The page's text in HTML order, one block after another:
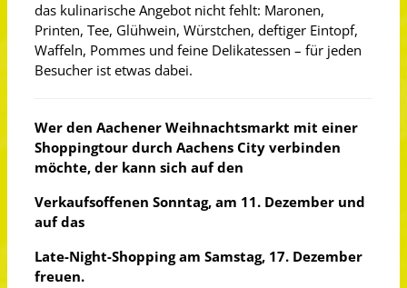
das kulinarische Angebot nicht fehlt: Maronen,
Printen, Tee, Glühwein, Würstchen, deftiger Eintopf,
Waffeln, Pommes und feine Delikatessen – für jeden
Besucher ist etwas dabei.
Wer den Aachener Weihnachtsmarkt mit einer
Shoppingtour durch Aachens City verbinden
möchte, der kann sich auf den
Verkaufsoffenen Sonntag, am 11. Dezember und
auf das
Late-Night-Shopping am Samstag, 17. Dezember
freuen.